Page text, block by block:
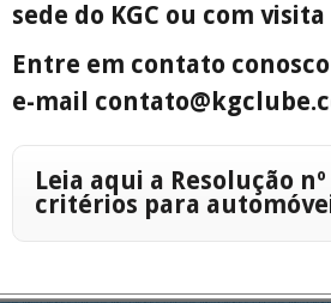
sede do KGC ou com
Entre em contato
e-mail
Leia aqui a Resolução
critérios para